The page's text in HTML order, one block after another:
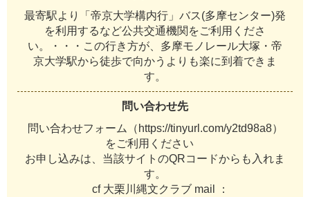
最寄駅より「帝京大学構内行」バス(多摩センター)発
を利用するなど公共交通機関をご利用くださ
い。・・・この行き方が、多摩モノレール大塚・帝
京大学駅から徒歩で向かうよりも楽に到着できま
す。
問い合わせ先
問い合わせフォーム（https://tinyurl.com/y2td98a8）
をご利用ください
お申し込みは、当該サイトのQRコードからも入れま
す。
cf 大栗川縄文クラブ mail ：